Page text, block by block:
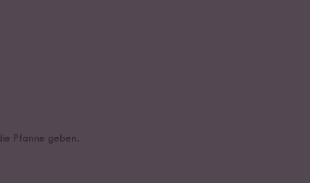
Pfanne geben.